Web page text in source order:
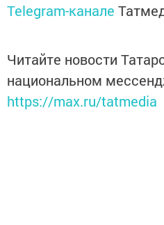
Telegram-канале
Читайте новости
национальном
https://max.ru/tatmedia